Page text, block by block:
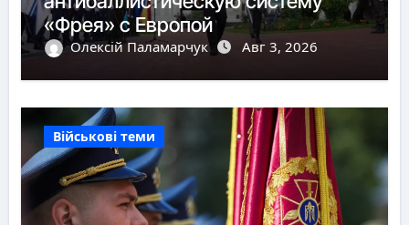
«Фрея» с Европой
Олексій Паламарчук Авг 3, 2026
Військові теми